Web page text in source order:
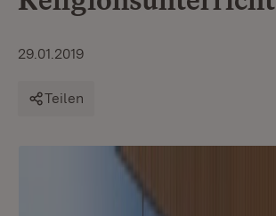
29.01.2019
Teilen